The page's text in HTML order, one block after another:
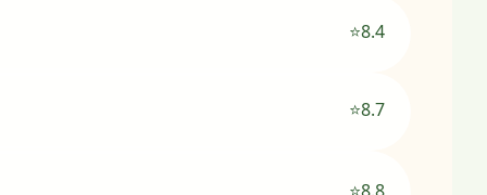
⭐8.4
⭐8.7